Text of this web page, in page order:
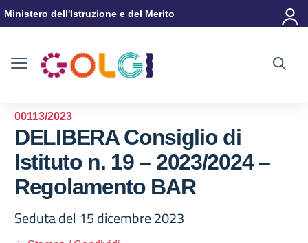
Ministero dell'Istruzione e del Merito
00113/2023
DELIBERA Consiglio di
Istituto n. 19 – 2023/2024 –
Regolamento BAR
Seduta del 15 dicembre 2023